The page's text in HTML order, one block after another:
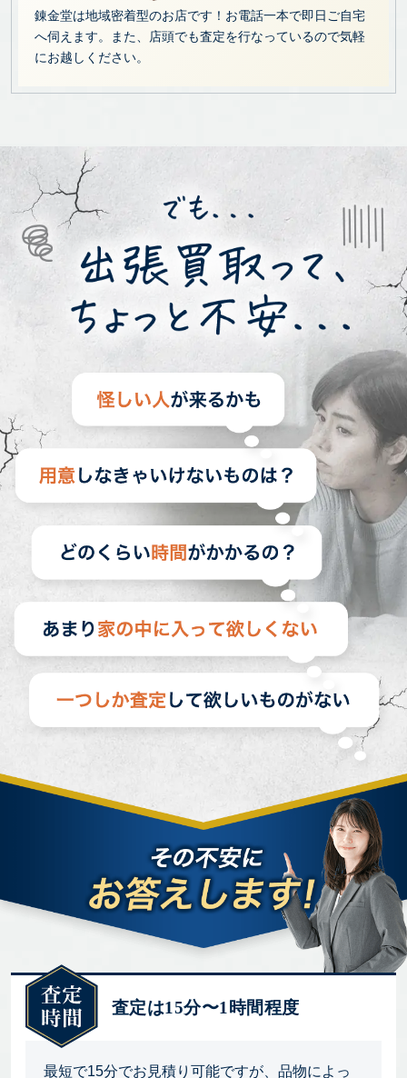
錬金堂は地域密着型のお店です！お電話一本で即日ご自宅
へ伺えます。また、店頭でも査定を行なっているので気軽
にお越しください。
査定は15分〜1時間程度
最短で15分でお見積り可能ですが、品物によっ